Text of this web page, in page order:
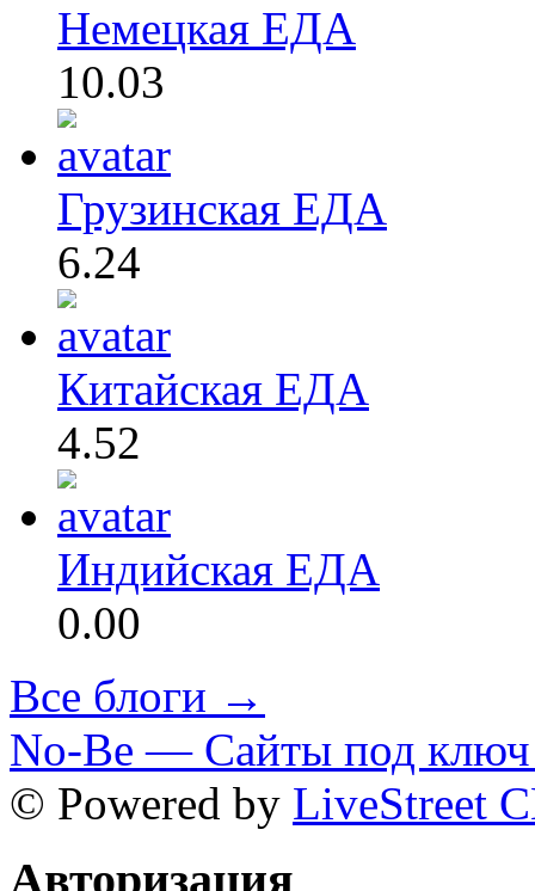
Немецкая ЕДА
10.03
Грузинская ЕДА
6.24
Китайская ЕДА
4.52
Индийская ЕДА
0.00
Все блоги →
No-Be — Сайты под ключ
© Powered by LiveStreet
Авторизация